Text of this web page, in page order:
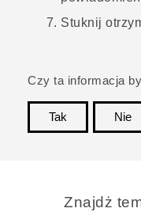
Stuknij
Czy ta informacja
Tak
Nie
Znajdż